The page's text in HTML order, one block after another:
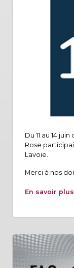
Du 11 au 14
Rose
Lavoie.
Merci à nos
En savoir plus